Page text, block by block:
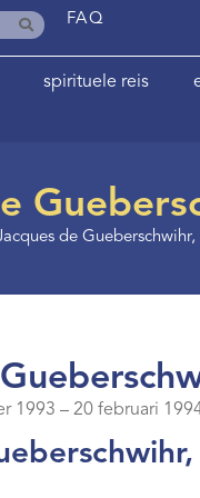
FAQ
spirituele reis
de Gueberschwihr,
1993 – 20 februari